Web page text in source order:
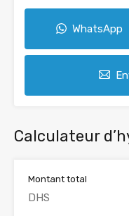
WhatsApp
Calculateur
Montant total